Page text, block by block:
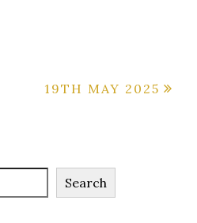
19TH MAY 2025
Search